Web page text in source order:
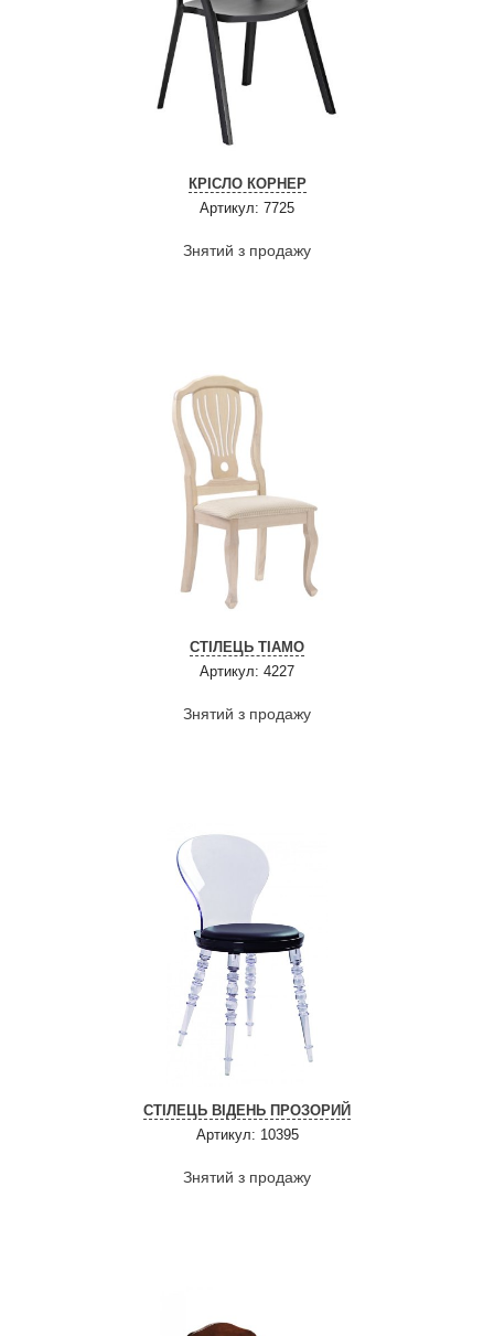
КРІСЛО КОРНЕР
Артикул: 7725
Знятий з продажу
СТІЛЕЦЬ ТІАМО
Артикул: 4227
Знятий з продажу
СТІЛЕЦЬ ВІДЕНЬ ПРОЗОРИЙ
Артикул: 10395
Знятий з продажу